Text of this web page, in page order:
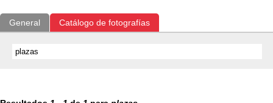
General Catálogo de fotografías